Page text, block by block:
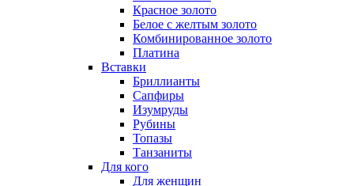
Красное золото
Белое с желтым золото
Комбинированное золото
Платина
Вставки
Бриллианты
Сапфиры
Изумруды
Рубины
Топазы
Танзаниты
Для кого
Для женщин